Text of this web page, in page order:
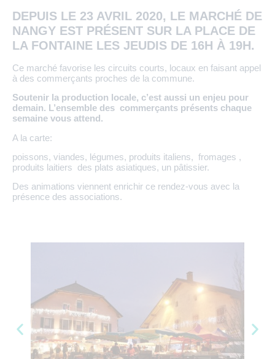
DEPUIS LE 23 AVRIL 2020, LE MARCHÉ DE
NANGY EST PRÉSENT SUR LA PLACE DE
LA FONTAINE LES JEUDIS DE 16H À 19H.
Ce marché favorise les circuits courts, locaux en faisant appel
à des commerçants proches de la commune.
Soutenir la production locale, c’est aussi un enjeu pour
demain. L’ensemble des commerçants présents chaque
semaine vous attend.
A la carte:
poissons, viandes, légumes, produits italiens, fromages ,
produits laitiers des plats asiatiques, un pâtissier.
Des animations viennent enrichir ce rendez-vous avec la
présence des associations.